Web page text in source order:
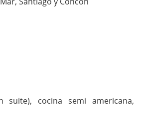
cocina semi americana,